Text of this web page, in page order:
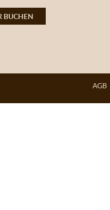
BUCHEN
AGB